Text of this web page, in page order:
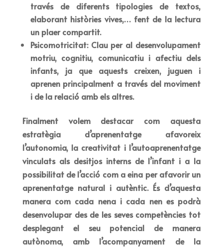
través de diferents tipologies de textos,
elaborant històries vives,… fent de la lectura
un plaer compartit.
Psicomotricitat: Clau per al desenvolupament
motriu, cognitiu, comunicatiu i afectiu dels
infants, ja que aquests creixen, juguen i
aprenen principalment a través del moviment
i de la relació amb els altres.
Finalment volem destacar com aquesta
estratègia d’aprenentatge afavoreix
l’autonomia, la creativitat i l’autoaprenentatge
vinculats als desitjos interns de l’infant i a la
possibilitat de l’acció com a eina per afavorir un
aprenentatge natural i autèntic. És d’aquesta
manera com cada nena i cada nen es podrà
desenvolupar des de les seves competències tot
desplegant el seu potencial de manera
autònoma, amb l’acompanyament de la